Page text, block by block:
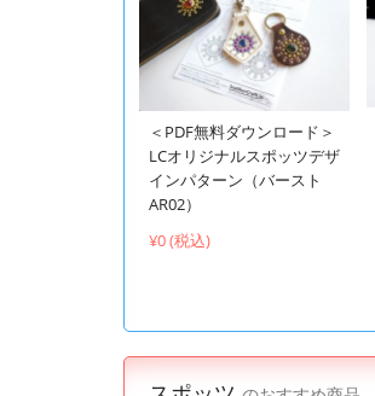
＜PDF無料ダウンロード＞
LCオリジナルスポッツデザ
インパターン（バースト
AR02）
¥0 (税込)